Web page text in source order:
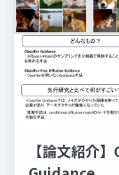
【論文紹介